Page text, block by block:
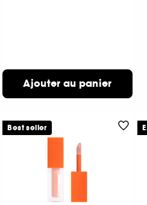
Ajouter au panier
Best seller